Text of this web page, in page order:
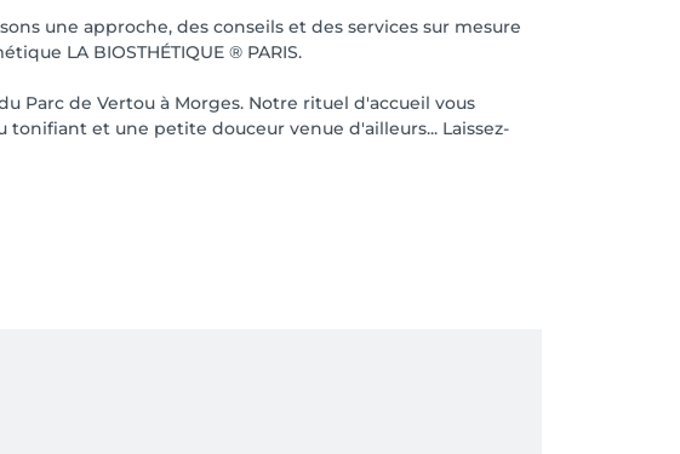
une approche, des conseils et des services sur mesure
LA BIOSTHÉTIQUE ® PARIS.
Parc de Vertou à Morges. Notre rituel d'accueil vous
et une petite douceur venue d'ailleurs... Laissez-